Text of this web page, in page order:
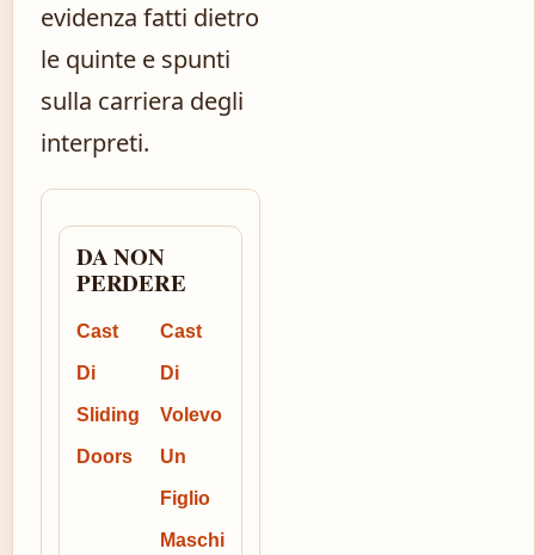
evidenza fatti dietro
le quinte e spunti
sulla carriera degli
interpreti.
DA NON
PERDERE
Cast
Di
Sliding
Doors
Cast
Di
Volevo
Un
Figlio
Maschi